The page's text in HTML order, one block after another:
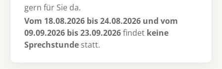
gern für Sie da.
Vom 18.08.2026 bis 24.08.2026 und vom
09.09.2026 bis 23.09.2026findet keine
Sprechstunde statt.